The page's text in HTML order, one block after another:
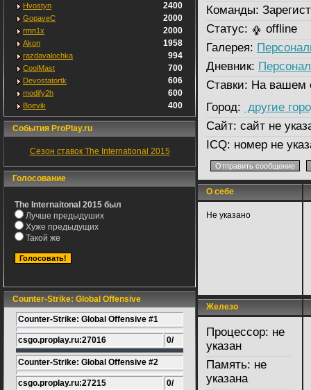
Hvostyn 2400
GopaveC 2000
rmn1x 2000
Akon 1958
razdavalochka 994
CoolMast 700
Devostatortk 606
modify2h 600
Boevik 400
События ProPlay.ru
Сезон ставок The International 2015
Голосование
The Internaitonal 2015 был
Лучше предыдуших
Хуже предыдущих
Такой же
Counter-Strike: Global Offensive
Counter-Strike: Global Offensive #1
csgo.proplay.ru:27016 0/
Counter-Strike: Global Offensive #2
csgo.proplay.ru:27215 0/
Команды:
Статус:
offline
Галерея:
Дневник:
Ставки: На вашем
Город: другие
Сайт: сайт не
ICQ: номер не
О себе
Не указано
Железо
Процессор: не
указан
Память: не
указана